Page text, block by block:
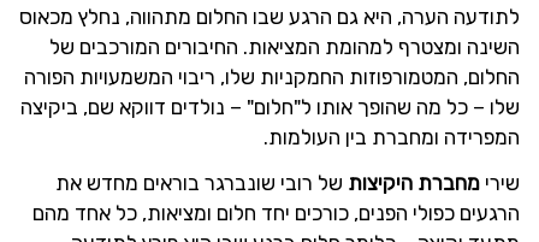
לתודעה הערה, היא גם הרגע שבו החלום מתהווה, נחלץ מכאוס
השינה ומצטרף למהומת המציאות. החיבורים המורכבים של
החלום, המטמורפוזות החמקניות שלו, ריבוי המשמעויות הפורה
שלו – כל מה שהופך אותו ל"חלום" – נולדים דווקא שם, ביקיצה
המפרידה ומחברת בין העולמות.
שירי מחברת היקיצות של רובי שונברגר בוראים מחדש את
הרגעים כפולי הפנים, כורכים יחד חלום ומציאות, כל אחד מהם